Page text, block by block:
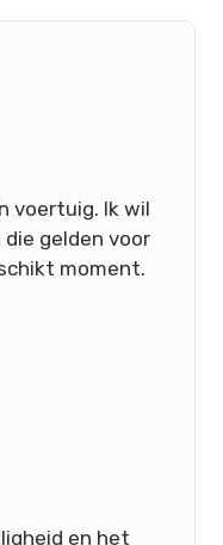
voertuig. Ik wil
gelden voor
moment.
en het